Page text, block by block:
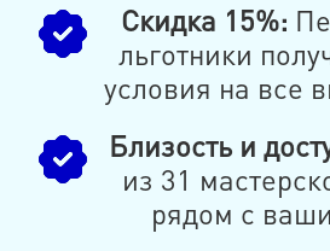
Скидка 15%:
льготники
условия на все
Близость и
из 31
рядом с